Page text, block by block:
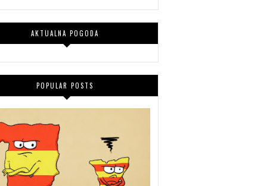
AKTUALNA POGODA
POPULAR POSTS